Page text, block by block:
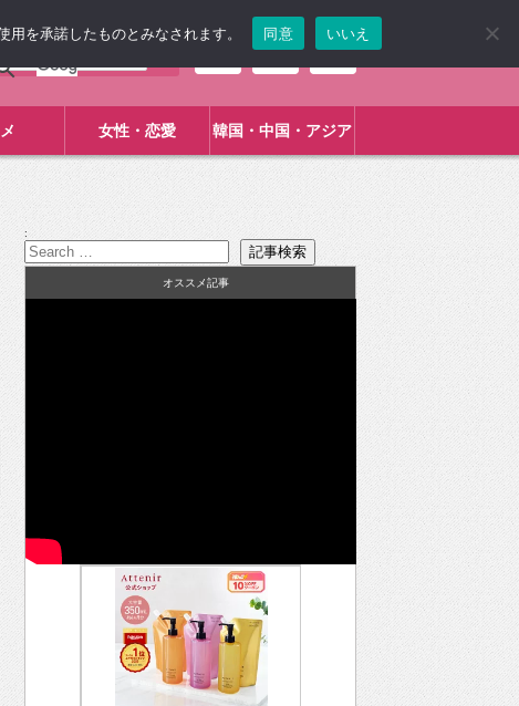
女性・恋愛 韓国・中国・アジア
:
オススメ記事
を承諾したものとみなされます。 同意 いいえ